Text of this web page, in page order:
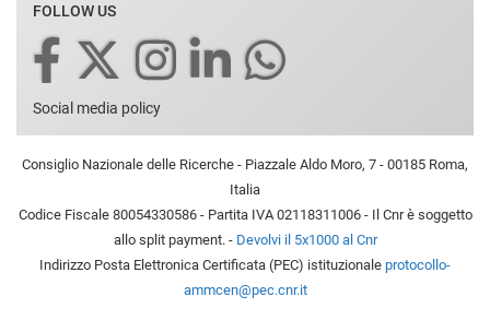
FOLLOW US
Social media policy
Consiglio Nazionale delle Ricerche - Piazzale Aldo Moro, 7 - 00185 Roma,
Italia
Codice Fiscale 80054330586 - Partita IVA 02118311006 - Il Cnr è soggetto
allo split payment. - Devolvi il 5x1000 al Cnr
Indirizzo Posta Elettronica Certificata (PEC) istituzionale protocollo-
ammcen@pec.cnr.it